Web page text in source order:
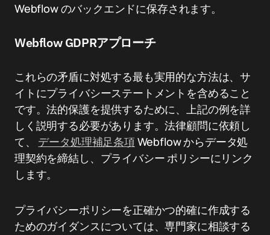
Webflow のバックエンドに保存されます。
Webflow GDPRアプローチ
これらの矛盾に対処する最も実用的な方法は、サ
イトにプライバシーステートメントを含めること
です。法的保護を提供するために、上記の例を詳
しく説明する必要があります。法律顧問に依頼し
て、 データ処理補足条項 Webflow からデータ処
理契約を締結し、プライバシー ポリシーにリンク
します。
プライバシーポリシーを正確かつ的確に作成する
ためのガイダンスについては、専門家に相談する